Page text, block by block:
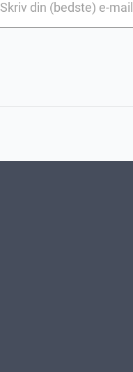
Skriv din (bedste) e-mail